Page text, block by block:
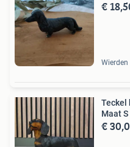
€
Wierden
Teckel
Maat S
€